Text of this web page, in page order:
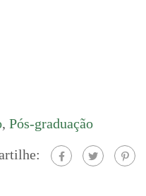
, Pós-graduação